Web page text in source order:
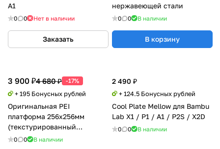
нержавеющей стали
0 0 В наличии
В корзину
3 900 ₽4 680 ₽ -17%
+ 195 Бонусных рублей
Оригинальная PEI
платформа 256x256мм
(текстурированный
PEI+гладкий PEI) Bambu Lab
0 0 В наличии
2 490 ₽
+ 124.5 Бонусных рублей
Cool Plate Mellow для Bambu
Lab X1 / P1 / A1 / P2S / X2D
0 0 В наличии
A1
0 0 Нет в наличии
Заказать